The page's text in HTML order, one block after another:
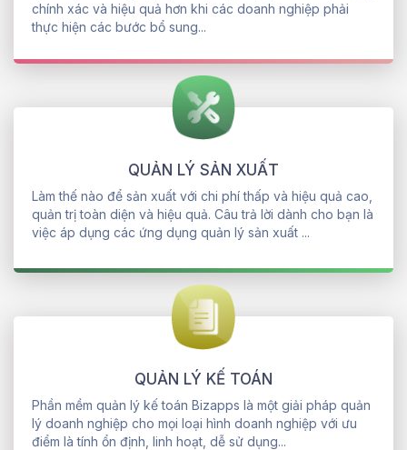
chính xác và hiệu quả hơn khi các doanh nghiệp phải
thực hiện các bước bổ sung...
QUẢN LÝ SẢN XUẤT
Làm thế nào để sản xuất với chi phí thấp và hiệu quả cao,
quản trị toàn diện và hiệu quả. Câu trả lời dành cho bạn là
việc áp dụng các ứng dụng quản lý sản xuất ...
QUẢN LÝ KẾ TOÁN
Phần mềm quản lý kế toán Bizapps là một giải pháp quản
lý doanh nghiệp cho mọi loại hình doanh nghiệp với ưu
điểm là tính ổn định, linh hoạt, dễ sử dụng...